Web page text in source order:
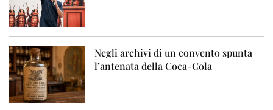
Negli archivi di un convento spunta
l’antenata della Coca-Cola